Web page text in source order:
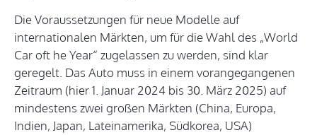
Die Voraussetzungen für neue Modelle auf
internationalen Märkten, um für die Wahl des „World
Car oft he Year“ zugelassen zu werden, sind klar
geregelt. Das Auto muss in einem vorangegangenen
Zeitraum (hier 1. Januar 2024 bis 30. März 2025) auf
mindestens zwei großen Märkten (China, Europa,
Indien, Japan, Lateinamerika, Südkorea, USA)